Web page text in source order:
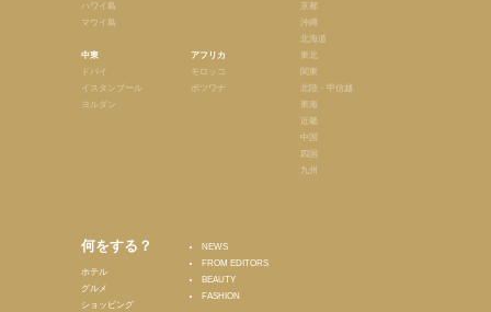
ハワイ島
マウイ島
中東
ドバイ
イスタンブール
ヨルダン
アフリカ
モロッコ
ボツワナ
京都
沖縄
北海道
東北
関東
北陸・甲信越
東海
近畿
中国
四国
九州
何をする？
ホテル
グルメ
ショッピング
NEWS
FROM EDITORS
BEAUTY
FASHION